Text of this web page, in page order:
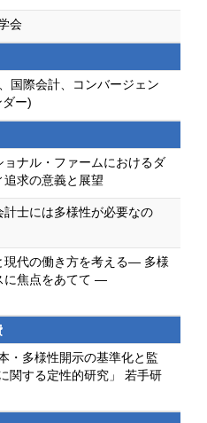
会
国際会計、コンバージェン
ー)
ョナル・ファームにおけるダ
追求の意義と展望
計士には多様性が必要なの
現代の働き方を考える― 多様
に焦点をあてて ―
・多様性開示の基準化と監
関する定性的研究」 若手研